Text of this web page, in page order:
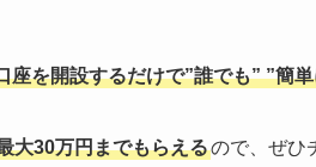
座を開設するだけで”誰でも” ”簡
大30万円までもらえるので、ぜひ